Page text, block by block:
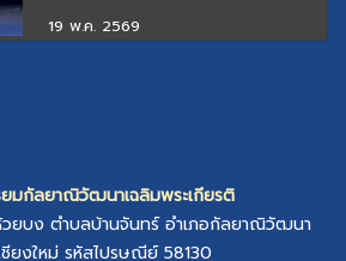
19 พ.ค. 2569
ยมกัลยาณิวัฒนาเฉลิมพระเกียรติ
ยบง ตำบลบ้านจันทร์อำเภอกัลยาณิวัฒนา
ยงใหม่ รหัสไปรษณีย์ 58130